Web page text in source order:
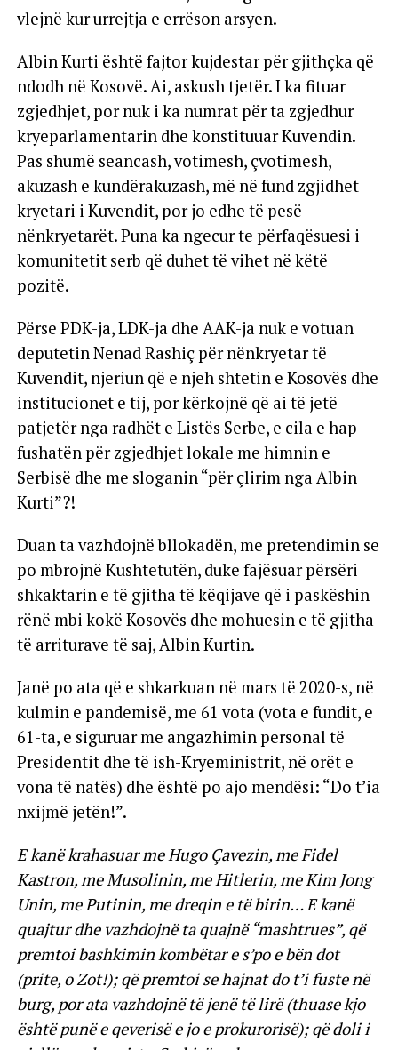
vlejnë kur urrejtja e errëson arsyen.
Albin Kurti është fajtor kujdestar për gjithçka që
ndodh në Kosovë. Ai, askush tjetër. I ka fituar
zgjedhjet, por nuk i ka numrat për ta zgjedhur
kryeparlamentarin dhe konstituuar Kuvendin.
Pas shumë seancash, votimesh, çvotimesh,
akuzash e kundërakuzash, më në fund zgjidhet
kryetari i Kuvendit, por jo edhe të pesë
nënkryetarët. Puna ka ngecur te përfaqësuesi i
komunitetit serb që duhet të vihet në këtë
pozitë.
Përse PDK-ja, LDK-ja dhe AAK-ja nuk e votuan
deputetin Nenad Rashiç për nënkryetar të
Kuvendit, njeriun që e njeh shtetin e Kosovës dhe
institucionet e tij, por kërkojnë që ai të jetë
patjetër nga radhët e Listës Serbe, e cila e hap
fushatën për zgjedhjet lokale me himnin e
Serbisë dhe me sloganin “për çlirim nga Albin
Kurti”?!
Duan ta vazhdojnë bllokadën, me pretendimin se
po mbrojnë Kushtetutën, duke fajësuar përsëri
shkaktarin e të gjitha të këqijave që i paskëshin
rënë mbi kokë Kosovës dhe mohuesin e të gjitha
të arriturave të saj, Albin Kurtin.
Janë po ata që e shkarkuan në mars të 2020-s, në
kulmin e pandemisë, me 61 vota (vota e fundit, e
61-ta, e siguruar me angazhimin personal të
Presidentit dhe të ish-Kryeministrit, në orët e
vona të natës) dhe është po ajo mendësi: “Do t’ia
nxijmë jetën!”.
E kanë krahasuar me Hugo Çavezin, me Fidel
Kastron, me Musolinin, me Hitlerin, me Kim Jong
Unin, me Putinin, me dreqin e të birin… E kanë
quajtur dhe vazhdojnë ta quajnë “mashtrues”, që
premtoi bashkimin kombëtar e s’po e bën dot
(prite, o Zot!); që premtoi se hajnat do t’i fuste në
burg, por ata vazhdojnë të jenë të lirë (thuase kjo
është punë e qeverisë e jo e prokurorisë); që doli i